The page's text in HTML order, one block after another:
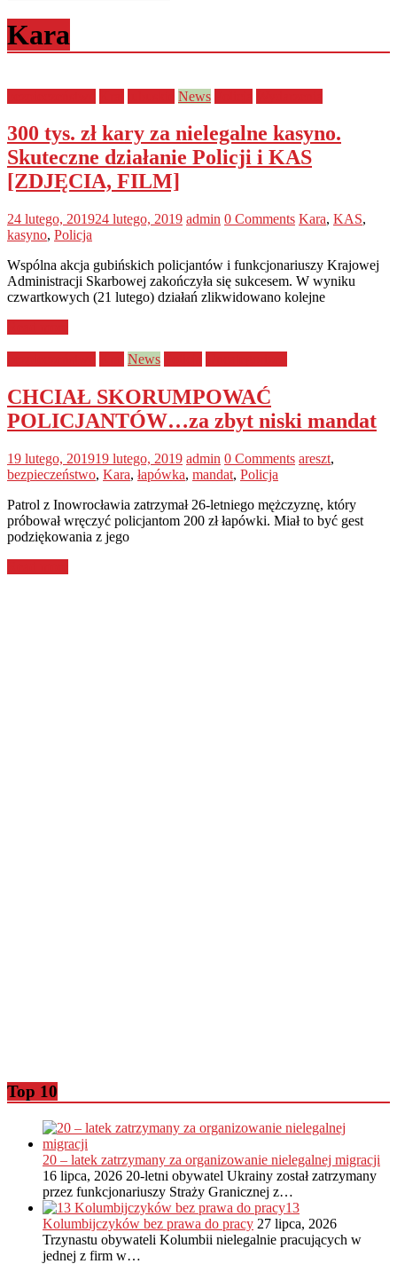
Kara
News
300 tys. zł kary za nielegalne kasyno.
Skuteczne działanie Policji i KAS
[ZDJĘCIA, FILM]
24 lutego, 201924 lutego, 2019 admin 0 Comments Kara, KAS,
kasyno, Policja
Wspólna akcja gubińskich policjantów i funkcjonariuszy Krajowej
Administracji Skarbowej zakończyła się sukcesem. W wyniku
czwartkowych (21 lutego) działań zlikwidowano kolejne
News
CHCIAŁ SKORUMPOWAĆ
POLICJANTÓW…za zbyt niski mandat
19 lutego, 201919 lutego, 2019 admin 0 Comments areszt,
bezpieczeństwo, Kara, łapówka, mandat, Policja
Patrol z Inowrocławia zatrzymał 26-letniego mężczyznę, który
próbował wręczyć policjantom 200 zł łapówki. Miał to być gest
podziękowania z jego
Top 10
20 – latek zatrzymany za organizowanie nielegalnej migracji
16 lipca, 2026 20-letni obywatel Ukrainy został zatrzymany
przez funkcjonariuszy Straży Granicznej z…
13
Kolumbijczyków bez prawa do pracy 27 lipca, 2026
Trzynastu obywateli Kolumbii nielegalnie pracujących w
jednej z firm w…